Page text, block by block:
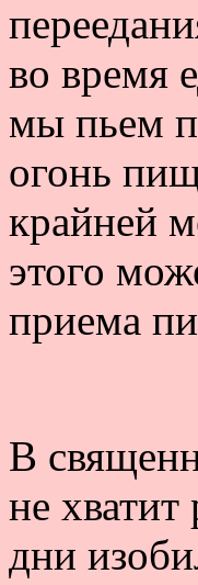
во время
мы пьем
огонь
крайней
этого
приема
В
не
дни